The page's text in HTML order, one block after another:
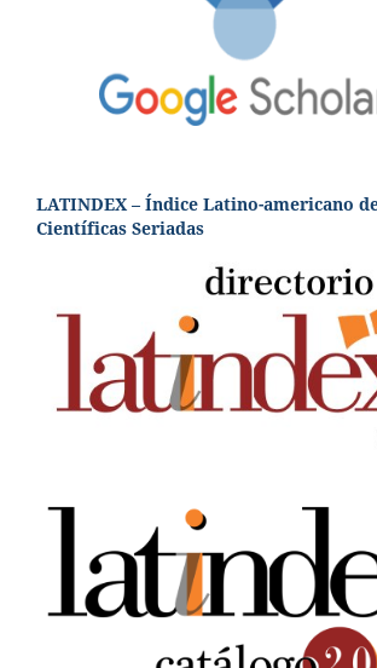
LATINDEX – Índice Latino-americano
Científicas Seriadas